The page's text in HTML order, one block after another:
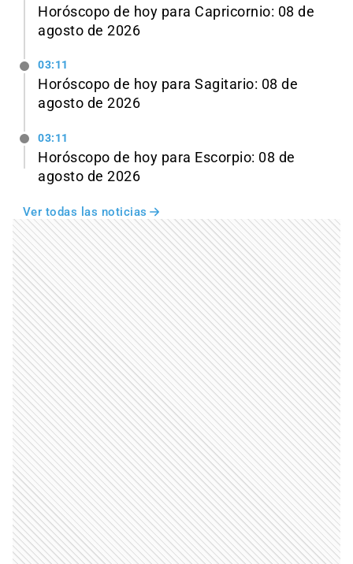
Horóscopo de hoy para Capricornio: 08 de
agosto de 2026
03:11
Horóscopo de hoy para Sagitario: 08 de
agosto de 2026
03:11
Horóscopo de hoy para Escorpio: 08 de
agosto de 2026
Ver todas las noticias